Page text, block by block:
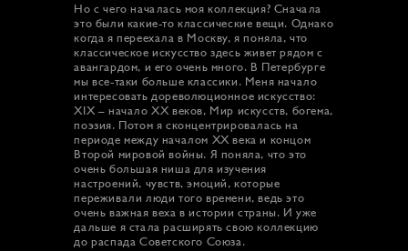
Но с чего началась моя коллекция? Сначала
это были какие-то классические вещи. Однако
когда я переехала в Москву, я поняла, что
классическое искусство здесь живет рядом с
авангардом, и его очень много. В Петербурге
мы все-таки больше классики. Меня начало
интересовать дореволюционное искусство:
XIX – начало XX веков, Мир искусств, богема,
поэзия. Потом я сконцентрировалась на
периоде между началом XX века и концом
Второй мировой войны. Я поняла, что это
очень большая ниша для изучения
настроений, чувств, эмоций, которые
переживали люди того времени, ведь это
очень важная веха в истории страны. И уже
дальше я стала расширять свою коллекцию
до распада Советского Союза.